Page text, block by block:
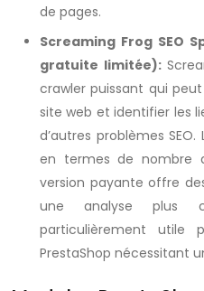
de pages.
Screaming Frog SEO
gratuite limitée):
crawler puissant qui
site web et identifier les
d’autres problèmes
en termes de nombre
version payante offre
une analyse plus
particulièrement utile
PrestaShop nécessitant